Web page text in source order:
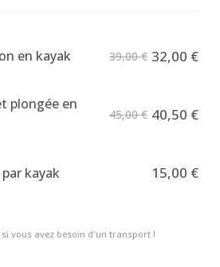
en kayak 39,00€ 32,00 €
plongée en
45,00€ 40,50 €
kayak 15,00 €
si vous avez besoin d'un transport !